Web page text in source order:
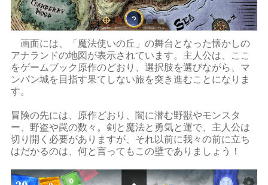
画面には、「魔法使いの丘」の舞台となった懐かしの
アナランドの地図が表示されています。主人公は、ここ
をゲームブック原作のどおり、選択肢を選びながら、マ
ンパン城を目指す果てしない旅を突き進むことになりま
す。
冒険の先には、原作どおり、闇に潜む野獣やモンスタ
ー、野盗や罠の数々。剣と魔法と勇気と運で、主人公は
切り開く必要がありますが、それ以前に我々の前に立ち
はだかるのは、何と言ってもこの壁でありましょう！